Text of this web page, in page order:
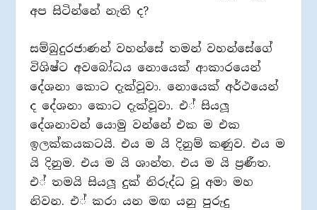
අප සිටින්නේ නැති ද?
සම්බුදුරජාණන් වහන්සේ තමන් වහන්සේගේ
විශිෂ්ට අවබෝධය නොයෙක් ආකාරයෙන්
දේශනා කොට දැක්වූවා. නොයෙක් අර්ථයෙන්
ද දේශනා කොට දැක්වූවා. එ් සියලූ
දේශනාවන් යොමු වන්නේ එක ම එක
ඉලක්කයකටයි. එය ම යි දිනුම් කණුව. එය ම
යි දිනුම. එය ම යි ශාන්ත. එය ම යි ප‍්‍රණීත.
එ් තමයි සියලූ දුක් නිරුද්ධ වූ අමා මහ
නිවන. එ් කරා යන මඟ යනු පුරුදු